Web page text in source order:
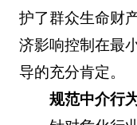
护了群众生命财
济影响控制在最
导的充分肯定。
规范中介行